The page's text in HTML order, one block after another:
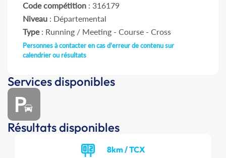
Code compétition : 316179
Niveau : Départemental
Type: Running / Meeting - Course - Cross
Personnes à contacter en cas d'erreur de contenu sur
calendrier ou résultats
Services disponibles
Résultats disponibles
8km / TCX